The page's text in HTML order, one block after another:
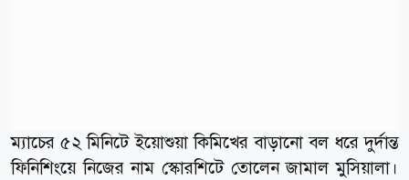
ম্যাচের ৫২ মিনিটে ইয়োশুয়া কিমিখের বাড়ানো বল ধরে দুর্দান্ত
ফিনিশিংয়ে নিজের নাম স্কোরশিটে তোলেন জামাল মুসিয়ালা।